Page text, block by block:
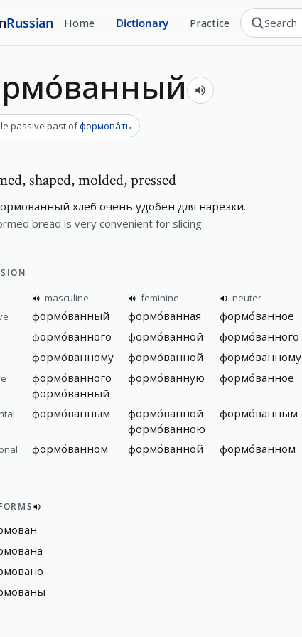
Russian Home Dictionary Practice
passive past ofформова́ть
, shaped, molded, pressed
хлеб очень удобен для нарезки.
bread is very convenient for slicing.
masculine feminine neuter
формо́ванный формо́ванная формо́ванное
формо́ванного формо́ванной формо́ванного
формо́ванному формо́ванной формо́ванному
формо́ванного
формо́ванный
формо́ванную формо́ванное
формо́ванным
формо́ванной
формо́ванною
формо́ванным
формо́ванном формо́ванной формо́ванном